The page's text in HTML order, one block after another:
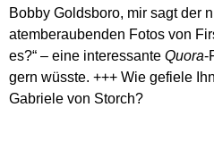
Bobby Goldsboro, mir sagt der
atemberaubenden Fotos von
es?“ – eine interessante Quora-
gern wüsste. +++ Wie gefiele
Gabriele von Storch?